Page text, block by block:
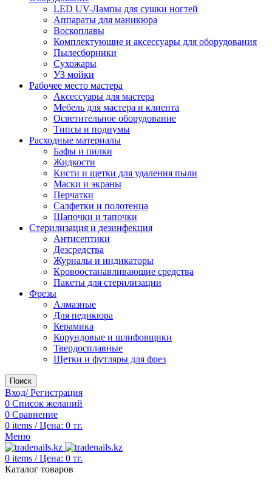
LED UV-Лампы для сушки ногтей
Аппараты для маникюра
Воскоплавы
Комплектующие и аксессуары для оборудования
Пылесборники
Сухожары
УЗ мойки
Рабочее место мастера
Аксессуары для мастера
Мебель для мастера и клиента
Осветительное оборудование
Типсы и подиумы
Расходные материалы
Бафы и пилки
Жидкости
Кисти и щетки для удаления пыли
Маски и экраны
Перчатки
Салфетки и полотенца
Шапочки и тапочки
Стерилизация и дезинфекция
Антисептики
Дезсредства
Журналы и индикаторы
Кровоостанавливающие средства
Пакеты для стерилизации
Фрезы
Алмазные
Для педикюра
Керамика
Корундовые и шлифовщики
Твердосплавные
Щетки и футляры для фрез
Поиск
Вход/ Регистрация
0 Список желаний
0 Сравнение
0 items / Цена: 0 тг.
Меню
0 items / Цена: 0 тг.
Каталог товаров